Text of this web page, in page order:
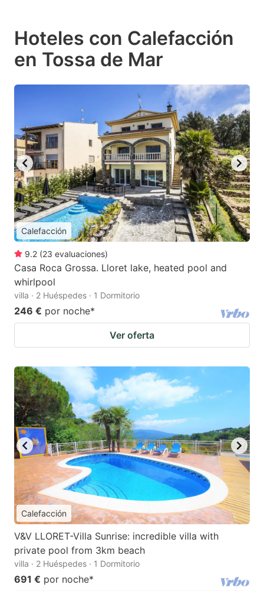
Hoteles con Calefacción
en Tossa de Mar
Calefacción
9.2 (23 evaluaciones)
Casa Roca Grossa. Lloret lake, heated pool and
whirlpool
villa · 2 Huéspedes · 1 Dormitorio
246 € por noche*
Ver oferta
Calefacción
V&V LLORET-Villa Sunrise: incredible villa with
private pool from 3km beach
villa · 2 Huéspedes · 1 Dormitorio
691 € por noche*